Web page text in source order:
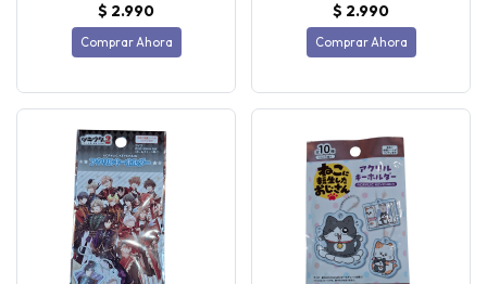
$ 2.990
Comprar Ahora
$ 2.990
Comprar Ahora